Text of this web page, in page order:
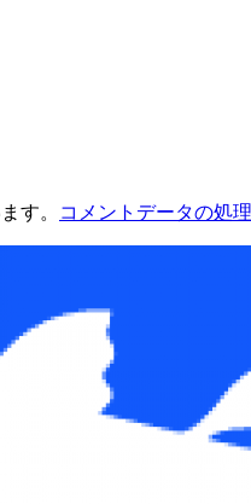
す。 コメントデータの処